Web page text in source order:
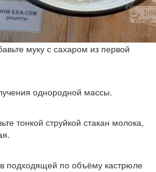
муку с сахаром из первой
однородной массы.
тонкой струйкой стакан молока,
подходящей по объёму кастрюле